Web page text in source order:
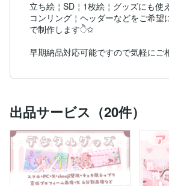
立ち絵￤SD￤1枚絵￤グッズにも使
コンリング￤ヘッダーなどをご希望
で制作しますੈ✩
出品サービス（20件）